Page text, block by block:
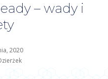
– wady i
2020